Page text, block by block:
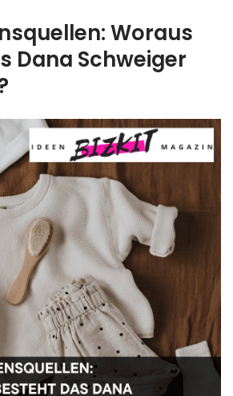
Woraus
Dana Schweiger